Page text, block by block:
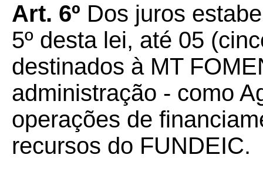
Art. 6º Dos juros
5º desta lei, até 05
destinados à MT
administração - como
operações de
recursos do FUNDEIC.